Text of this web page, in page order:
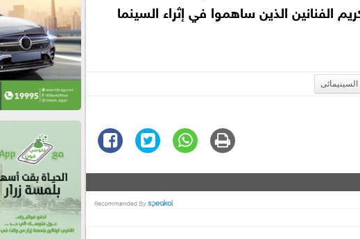
الفنانين الذين ساهموا في إثراء السينما
السينيمائى